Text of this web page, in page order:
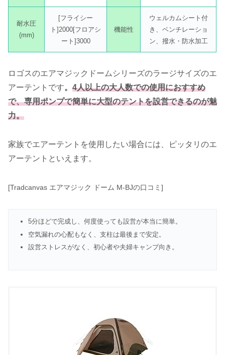
耐水圧
(mm)
[フライシー
ト]2000[フロアシ
ート]3000
機能性
ウェルカムシート付
き、ベンチレーショ
ン、撥水・防水加工
ロゴスのエアマジックドームシリーズのラージサイズのエ
アーテントです。 4人以上の大人数での使用におすすめ
で、専用ポンプで簡単に大型のテントを設営できるのが魅
力。
家族でエアーテントを使用したい場合には、ピッタリのエ
アーテントといえます。
[Tradcanvas エアマジック ドーム M-BJの口コミ]
5分ほどで完成し、何度使っても設営が本当に簡単。
空気漏れの心配もなく、支柱は最後まで安定。
設営ストレスがなく、初心者や夫婦キャンプ向き。